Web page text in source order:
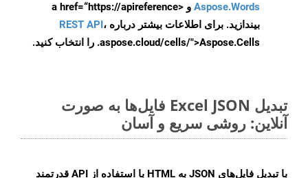
Aspose.Words
و <a href=“https://apireference
بیندازید. برای اطلاعات بیشتر درباره REST API،
.aspose.cloud/cells/">Aspose.Cells را انتخاب کنید.
تبدیل Excel JSON فایل‌ها به صورت
آنلاین: روشی سریع و آسان
با تبدیل فایل‌های JSON به HTML با استفاده از API قدرتمند